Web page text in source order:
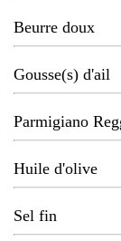
Beurre doux
Gousse(s) d'ail
Parmigiano
Huile d'olive
Sel fin